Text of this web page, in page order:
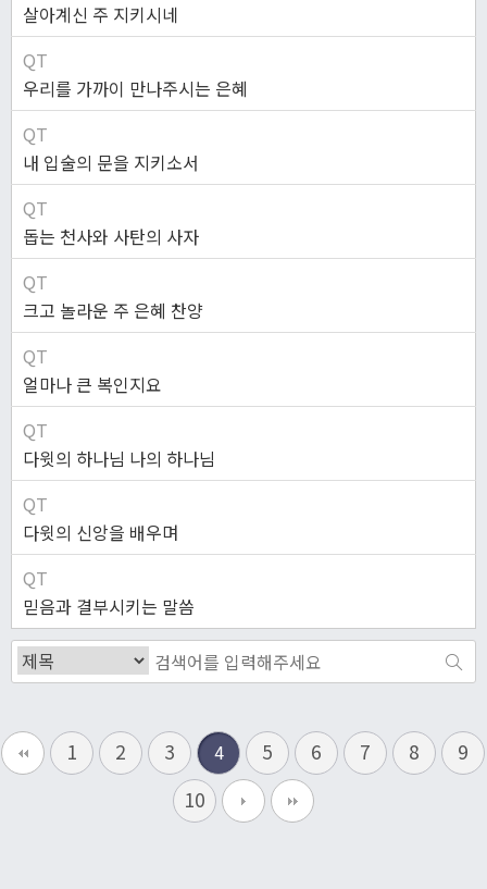
살아계신 주 지키시네
QT
우리를 가까이 만나주시는 은혜
QT
내 입술의 문을 지키소서
QT
돕는 천사와 사탄의 사자
QT
크고 놀라운 주 은혜 찬양
QT
얼마나 큰 복인지요
QT
다윗의 하나님 나의 하나님
QT
다윗의 신앙을 배우며
QT
믿음과 결부시키는 말씀
1 2 3 4 5 6 7 8
9
10